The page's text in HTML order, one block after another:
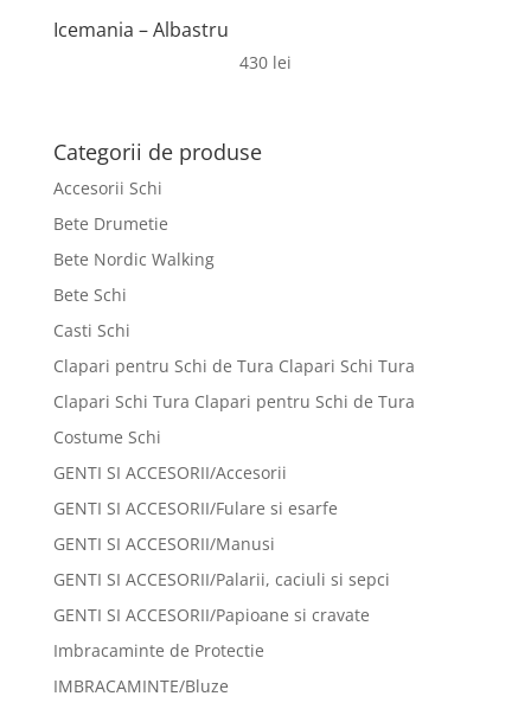
Icemania – Albastru
430 lei
Categorii de produse
Accesorii Schi
Bete Drumetie
Bete Nordic Walking
Bete Schi
Casti Schi
Clapari pentru Schi de Tura Clapari Schi Tura
Clapari Schi Tura Clapari pentru Schi de Tura
Costume Schi
GENTI SI ACCESORII/Accesorii
GENTI SI ACCESORII/Fulare si esarfe
GENTI SI ACCESORII/Manusi
GENTI SI ACCESORII/Palarii, caciuli si sepci
GENTI SI ACCESORII/Papioane si cravate
Imbracaminte de Protectie
IMBRACAMINTE/Bluze